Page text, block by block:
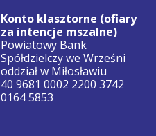
Konto klasztorne (ofiary
za intencje mszalne)
Powiatowy Bank
Spółdzielczy we Wrześni
oddział w Miłosławiu
40 9681 0002 2200 3742
0164 5853